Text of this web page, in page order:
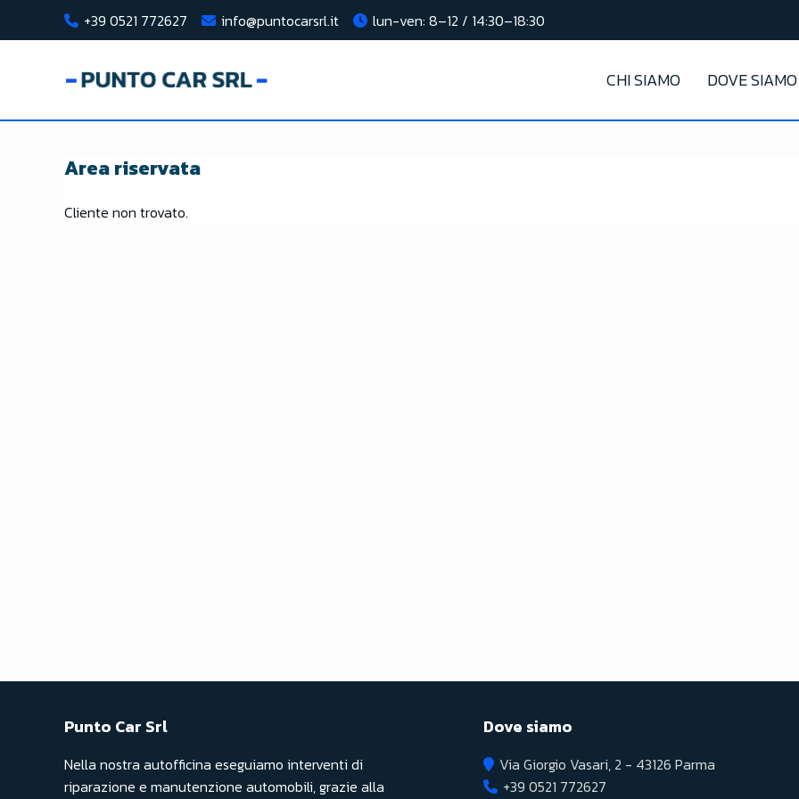
+39 0521 772627 info@puntocarsrl.it lun-ven: 8–12 / 14:30–18:30
CHI SIAMO DOVE SIAMO
Area riservata
Cliente non trovato.
Punto Car Srl
Nella nostra autofficina eseguiamo interventi di
riparazione e manutenzione automobili, grazie alla
Dove siamo
Via Giorgio Vasari, 2 - 43126 Parma
+39 0521 772627